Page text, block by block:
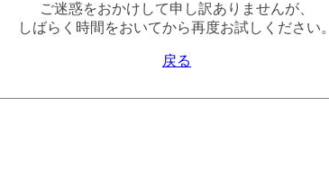
ご迷惑をおかけして申し訳ありませんが、
しばらく時間をおいてから再度お試しください。
戻る